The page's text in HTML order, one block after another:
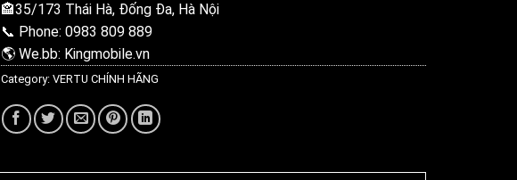
🏤35/173 Thái Hà, Đống Đa, Hà Nội
📞 Phone: 0983 809 889
🌎 We.bb: Kingmobile.vn
Category: VERTU CHÍNH HÃNG